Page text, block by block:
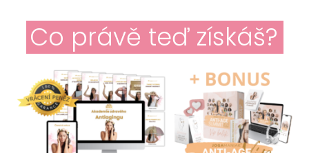
Co právě teď získáš?